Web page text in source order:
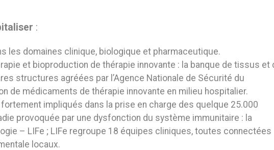
:
les domaines clinique, biologique et pharmaceutique.
et bioproduction de thérapie innovante : la banque de tissus et
structures agréées par l’Agence Nationale de Sécurité du
de médicaments de thérapie innovante en milieu hospitalier.
impliqués dans la prise en charge des quelque 25.000
provoquée par une dysfonction du système immunitaire : la
– LIFe ; LIFe regroupe 18 équipes cliniques, toutes connectées
locaux.